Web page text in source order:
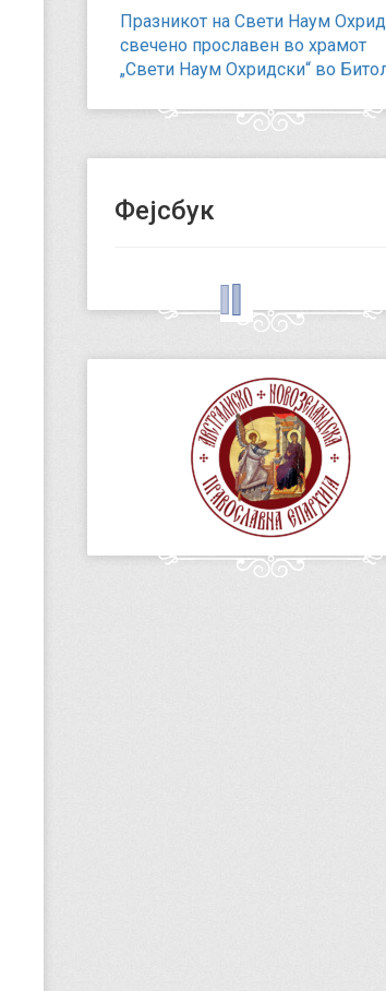
Празникот на Свети Наум
свечено прославен во храмот
„Свети Наум Охридски“ во
Фејсбук